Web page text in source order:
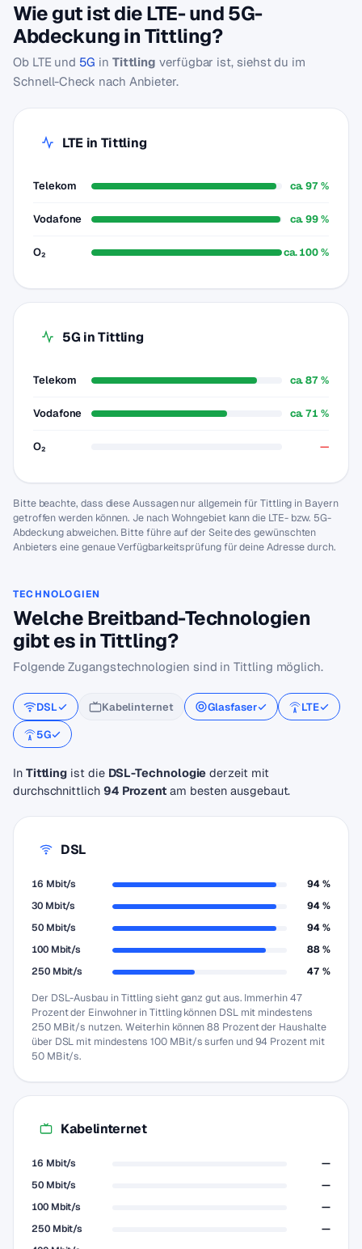
Wie gut ist die LTE- und 5G-
Abdeckung in Tittling?
Ob LTE und 5G in Tittling verfügbar ist, siehst du im
Schnell-Check nach Anbieter.
LTE in Tittling
Telekom ca. 97 %
Vodafone ca. 99 %
O₂ ca. 100 %
5G in Tittling
Telekom ca. 87 %
Vodafone ca. 71 %
O₂ —
Bitte beachte, dass diese Aussagen nur allgemein für Tittling in Bayern
getroffen werden können. Je nach Wohngebiet kann die LTE- bzw. 5G-
Abdeckung abweichen. Bitte führe auf der Seite des gewünschten
Anbieters eine genaue Verfügbarkeitsprüfung für deine Adresse durch.
TECHNOLOGIEN
Welche Breitband-Technologien
gibt es in Tittling?
Folgende Zugangstechnologien sind in Tittling möglich.
DSL Kabelinternet Glasfaser
LTE
5G
In Tittling ist die DSL-Technologie derzeit mit
durchschnittlich 94 Prozentam besten ausgebaut.
DSL
16 Mbit/s
94 %
30 Mbit/s
94 %
50 Mbit/s
94 %
100 Mbit/s
88 %
250 Mbit/s
47 %
Der DSL-Ausbau in Tittling sieht ganz gut aus. Immerhin 47
Prozent der Einwohner in Tittling können DSL mit mindestens
250 MBit/s nutzen. Weiterhin können 88 Prozent der Haushalte
über DSL mit mindestens 100 MBit/s surfen und 94 Prozent mit
50 MBit/s.
Kabelinternet
16 Mbit/s
—
50 Mbit/s
—
100 Mbit/s
—
250 Mbit/s
—